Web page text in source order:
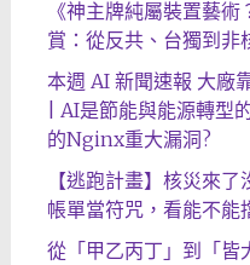
《神主牌純屬裝置藝
賞：從反共、台獨到非
本週 AI 新聞速報 大廠
| AI是節能與能源轉型
的Nginx重大漏洞?
【逃跑計畫】核災來
帳單當符咒，看能不能
從「甲乙丙丁」到「皆